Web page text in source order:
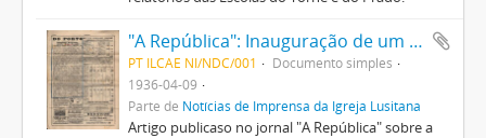
"A República": Inauguração de um monumento a Diogo Cassels. Benemérito da educação popular e apóstolo do bem
PT ILCAE NI/NDC/001
Documento simples
1936-04-09
Parte de Notícias de Imprensa da Igreja Lusitana
Artigo publicaso no jornal "A República" sobre a